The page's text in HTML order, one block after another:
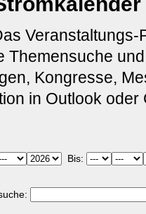
Veranstaltungs-
Themensuche
Kongresse,
in Outlook oder
Bis: